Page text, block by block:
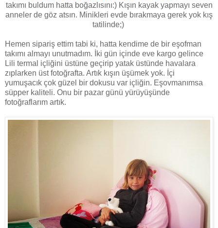
takımı buldum hatta boğazlısını:) Kışın kayak yapmayı seven
anneler de göz atsın. Minikleri evde bırakmaya gerek yok kış
tatilinde;)
Hemen sipariş ettim tabi ki, hatta kendime de bir eşofman
takımı almayı unutmadım. İki gün içinde eve kargo gelince
Lili termal içliğini üstüne geçirip yatak üstünde havalara
zıplarken üst fotoğrafta. Artık kışın üşümek yok. İçi
yumuşacık çok güzel bir dokusu var içliğin. Eşovmanımsa
süpper kaliteli. Onu bir pazar günü yürüyüşünde
fotoğraflarım artık.